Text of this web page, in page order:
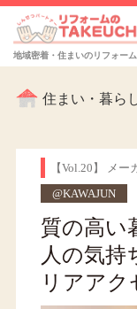
地域密着・住まいのリフォー
住まい・暮ら
【Vol.20】 メ
@KAWAJUN
質の高い
人の気持
リアアク